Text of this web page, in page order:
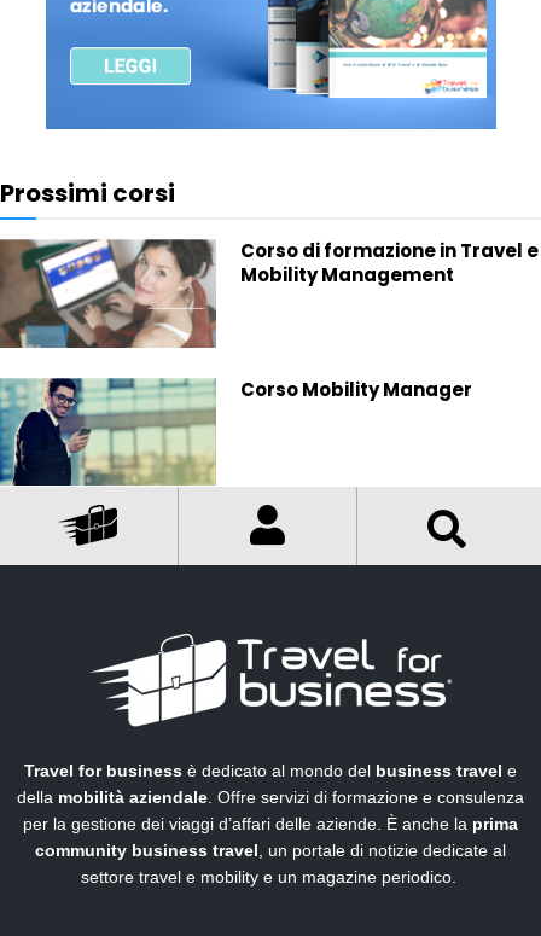
Prossimi corsi
Corso di formazione in Travel e
Mobility Management
Corso Mobility Manager
Travel for business è dedicato al mondo del business travel e
della mobilità aziendale. Offre servizi di formazione e consulenza
per la gestione dei viaggi d’affari delle aziende. È anche la prima
community business travel, un portale di notizie dedicate al
settore travel e mobility e un magazine periodico.